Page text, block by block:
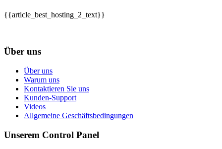
{{article_best_hosting_2_text}}
Über uns
Über uns
Warum uns
Kontaktieren Sie uns
Kunden-Support
Videos
Allgemeine Geschäftsbedingungen
Unserem Control Panel